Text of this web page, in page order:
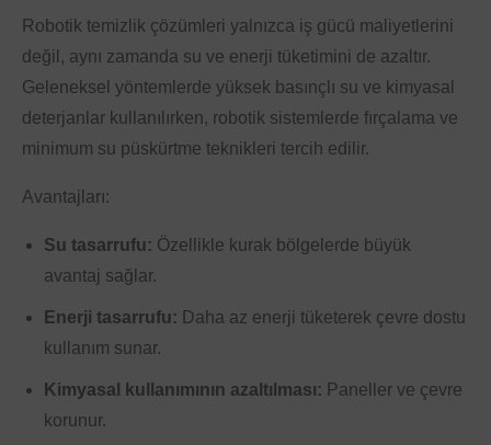
Robotik temizlik çözümleri yalnızca iş gücü maliyetlerini
değil, aynı zamanda su ve enerji tüketimini de azaltır.
Geleneksel yöntemlerde yüksek basınçlı su ve kimyasal
deterjanlar kullanılırken, robotik sistemlerde fırçalama ve
minimum su püskürtme teknikleri tercih edilir.
Avantajları:
Su tasarrufu: Özellikle kurak bölgelerde büyük
avantaj sağlar.
Enerji tasarrufu: Daha az enerji tüketerek çevre dostu
kullanım sunar.
Kimyasal kullanımının azaltılması: Paneller ve çevre
korunur.